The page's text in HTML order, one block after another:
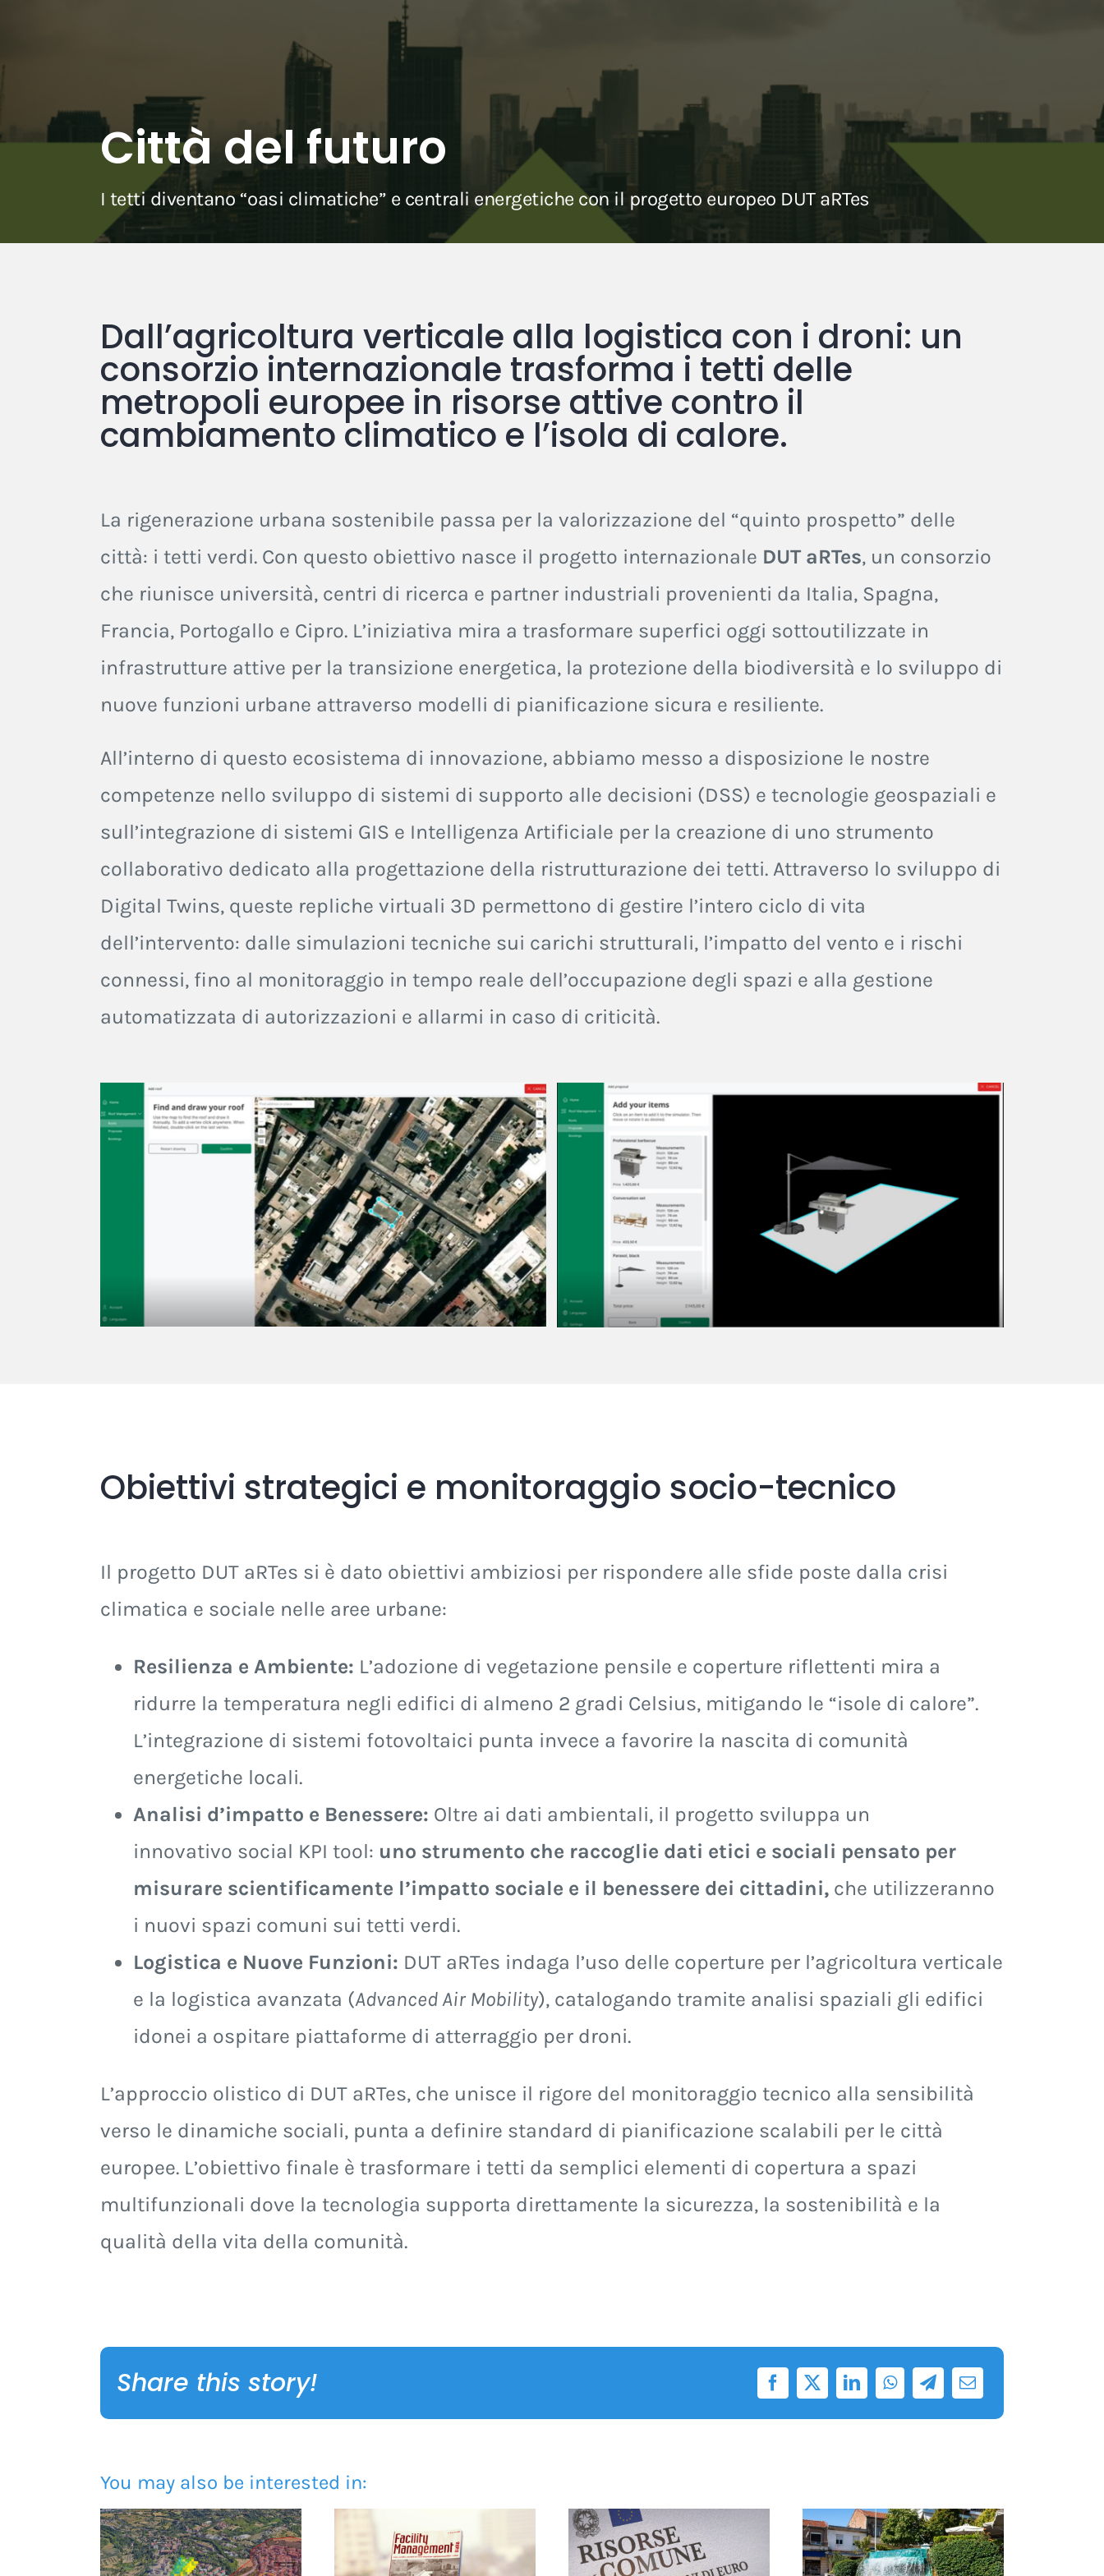
Città del futuro
I tetti diventano “oasi climatiche” e centrali energetiche con il progetto europeo DUT aRTes
Dall’agricoltura verticale alla logistica con i droni: un
consorzio internazionale trasforma i tetti delle
metropoli europee in risorse attive contro il
cambiamento climatico e l’isola di calore.
La rigenerazione urbana sostenibile passa per la valorizzazione del “quinto prospetto” delle
città: i tetti verdi. Con questo obiettivo nasce il progetto internazionale DUT aRTes, un consorzio
che riunisce università, centri di ricerca e partner industriali provenienti da Italia, Spagna,
Francia, Portogallo e Cipro. L’iniziativa mira a trasformare superfici oggi sottoutilizzate in
infrastrutture attive per la transizione energetica, la protezione della biodiversità e lo sviluppo di
nuove funzioni urbane attraverso modelli di pianificazione sicura e resiliente.
All’interno di questo ecosistema di innovazione, abbiamo messo a disposizione le nostre
competenze nello sviluppo di sistemi di supporto alle decisioni (DSS) e tecnologie geospaziali e
sull’integrazione di sistemi GIS e Intelligenza Artificiale per la creazione di uno strumento
collaborativo dedicato alla progettazione della ristrutturazione dei tetti. Attraverso lo sviluppo di
Digital Twins, queste repliche virtuali 3D permettono di gestire l’intero ciclo di vita
dell’intervento: dalle simulazioni tecniche sui carichi strutturali, l’impatto del vento e i rischi
connessi, fino al monitoraggio in tempo reale dell’occupazione degli spazi e alla gestione
automatizzata di autorizzazioni e allarmi in caso di criticità.
Obiettivi strategici e monitoraggio socio-tecnico
Il progetto DUT aRTes si è dato obiettivi ambiziosi per rispondere alle sfide poste dalla crisi
climatica e sociale nelle aree urbane:
Resilienza e Ambiente: L’adozione di vegetazione pensile e coperture riflettenti mira a
ridurre la temperatura negli edifici di almeno 2 gradi Celsius, mitigando le “isole di calore”.
L’integrazione di sistemi fotovoltaici punta invece a favorire la nascita di comunità
energetiche locali.
Analisi d’impatto e Benessere: Oltre ai dati ambientali, il progetto sviluppa un
innovativo social KPI tool: uno strumento che raccoglie dati etici e sociali pensato per
misurare scientificamente l’impatto sociale e il benessere dei cittadini,che utilizzeranno
i nuovi spazi comuni sui tetti verdi.
Logistica e Nuove Funzioni: DUT aRTes indaga l’uso delle coperture per l’agricoltura verticale
e la logistica avanzata (Advanced Air Mobility), catalogando tramite analisi spaziali gli edifici
idonei a ospitare piattaforme di atterraggio per droni.
L’approccio olistico di DUT aRTes, che unisce il rigore del monitoraggio tecnico alla sensibilità
verso le dinamiche sociali, punta a definire standard di pianificazione scalabili per le città
europee. L’obiettivo finale è trasformare i tetti da semplici elementi di copertura a spazi
multifunzionali dove la tecnologia supporta direttamente la sicurezza, la sostenibilità e la
qualità della vita della comunità.
Share this story!
You may also be interested in: